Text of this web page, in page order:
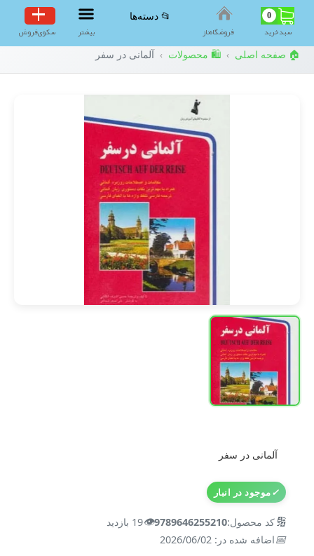
0
سبد‌خرید فروشگاه‌ناز
📂 دسته‌ها
بیشتر سکوی‌فروش
🏠 صفحه اصلی › 🛍️ محصولات › آلمانی در سفر
آلمانی در سفر
✓موجود در انبار
🔢کد محصول:9789646255210
👁️19 بازدید
📅اضافه شده در: 2026/06/02